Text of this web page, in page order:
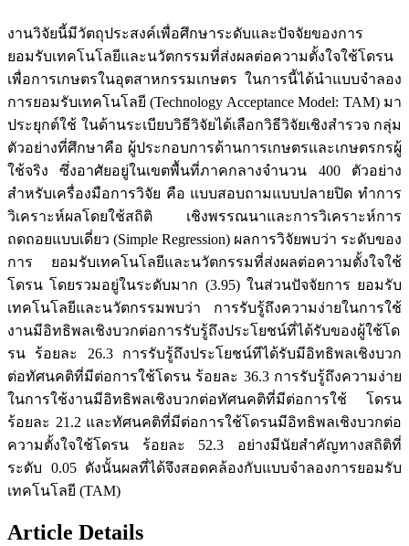
งานวิจัยนี้มีวัตถุประสงค์เพื่อศึกษาระดับและปัจจัยของการ
ยอมรับเทคโนโลยีและนวัตกรรมที่ส่งผลต่อความตั้งใจใช้โดรน
เพื่อการเกษตรในอุตสาหกรรมเกษตร ในการนี้ได้นำแบบจำลอง
การยอมรับเทคโนโลยี (Technology Acceptance Model: TAM) มา
ประยุกต์ใช้ ในด้านระเบียบวิธีวิจัยได้เลือกวิธีวิจัยเชิงสำรวจ กลุ่ม
ตัวอย่างที่ศึกษาคือ ผู้ประกอบการด้านการเกษตรและเกษตรกรผู้
ใช้จริง ซึ่งอาศัยอยู่ในเขตพื้นที่ภาคกลางจำนวน 400 ตัวอย่าง
สำหรับเครื่องมือการวิจัย คือ แบบสอบถามแบบปลายปิด ทำการ
วิเคราะห์ผลโดยใช้สถิติ เชิงพรรณนาและการวิเคราะห์การ
ถดถอยแบบเดี่ยว (Simple Regression) ผลการวิจัยพบว่า ระดับของ
การ ยอมรับเทคโนโลยีและนวัตกรรมที่ส่งผลต่อความตั้งใจใช้
โดรน โดยรวมอยู่ในระดับมาก (3.95) ในส่วนปัจจัยการ ยอมรับ
เทคโนโลยีและนวัตกรรมพบว่า การรับรู้ถึงความง่ายในการใช้
งานมีอิทธิพลเชิงบวกต่อการรับรู้ถึงประโยชน์ที่ได้รับของผู้ใช้โด
รน ร้อยละ 26.3 การรับรู้ถึงประโยชน์ทีได้รับมีอิทธิพลเชิงบวก
ต่อทัศนคติที่มีต่อการใช้โดรน ร้อยละ 36.3 การรับรู้ถึงความง่าย
ในการใช้งานมีอิทธิพลเชิงบวกต่อทัศนคติที่มีต่อการใช้ โดรน
ร้อยละ 21.2 และทัศนคติที่มีต่อการใช้โดรนมีอิทธิพลเชิงบวกต่อ
ความตั้งใจใช้โดรน ร้อยละ 52.3 อย่างมีนัยสำคัญทางสถิติที่
ระดับ 0.05 ดังนั้นผลที่ได้จึงสอดคล้องกับแบบจำลองการยอมรับ
เทคโนโลยี (TAM)
Article Details